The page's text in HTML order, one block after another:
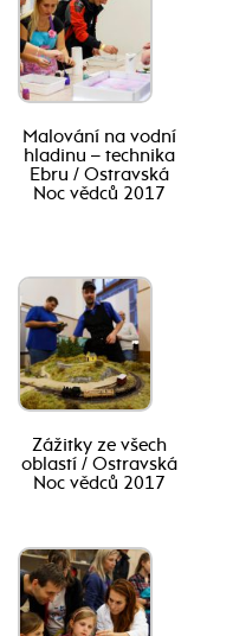
Malování na vodní
hladinu – technika
Ebru / Ostravská
Noc vědců 2017
Zážitky ze všech
oblastí / Ostravská
Noc vědců 2017